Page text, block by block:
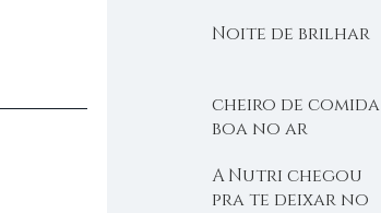
Noite de brilhar
cheiro de comida
boa no ar
A Nutri chegou
pra te deixar no